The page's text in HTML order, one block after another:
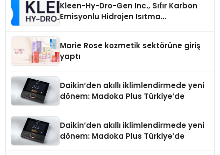
Kleen-Hy-Dro-Gen Inc., Sıfır Karbon
Emisyonlu Hidrojen Isıtma
Marie Rose kozmetik sektörüne giriş
yaptı
Daikin’den akıllı iklimlendirmede yeni
dönem: Madoka Plus Türkiye’de
Daikin’den akıllı iklimlendirmede yeni
dönem: Madoka Plus Türkiye’de